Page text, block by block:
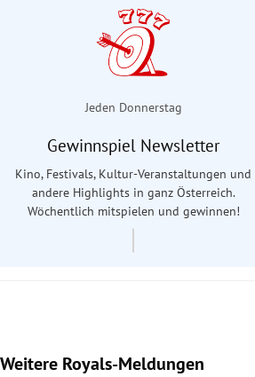
Jeden Donnerstag
Gewinnspiel Newsletter
Kino, Festivals, Kultur-Veranstaltungen und
andere Highlights in ganz Österreich.
Wöchentlich mitspielen und gewinnen!
Weitere Royals-Meldungen